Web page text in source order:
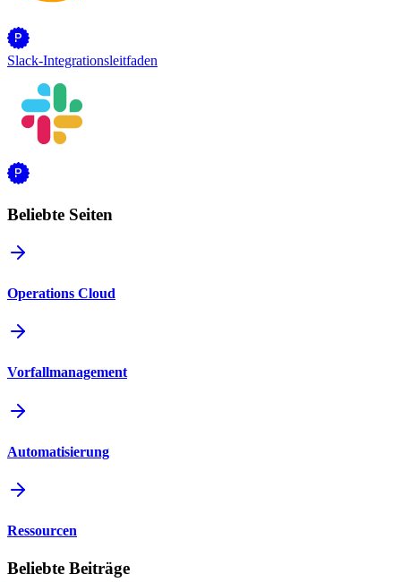
Slack-Integrationsleitfaden
Beliebte Seiten
Operations Cloud
Vorfallmanagement
Automatisierung
Ressourcen
Beliebte Beiträge